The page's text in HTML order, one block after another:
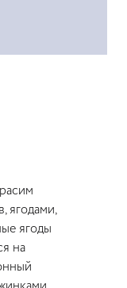
ягодами,
ягоды
на